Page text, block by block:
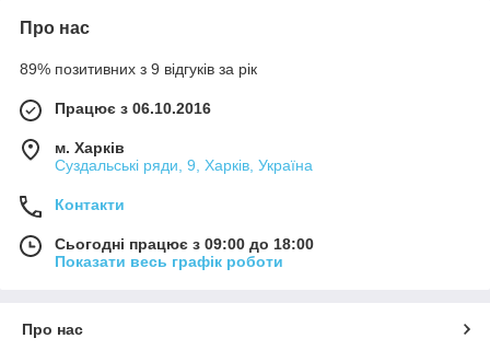
Про нас
89% позитивних з 9 відгуків за рік
Працює з 06.10.2016
м. Харків
Суздальські ряди, 9, Харків, Україна
Контакти
Сьогодні працює з 09:00 до 18:00
Показати весь графік роботи
Про нас